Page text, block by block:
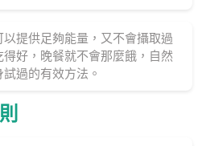
提供足夠能量，又不會攝取過
好，晚餐就不會那麼餓，自然
過的有效方法。